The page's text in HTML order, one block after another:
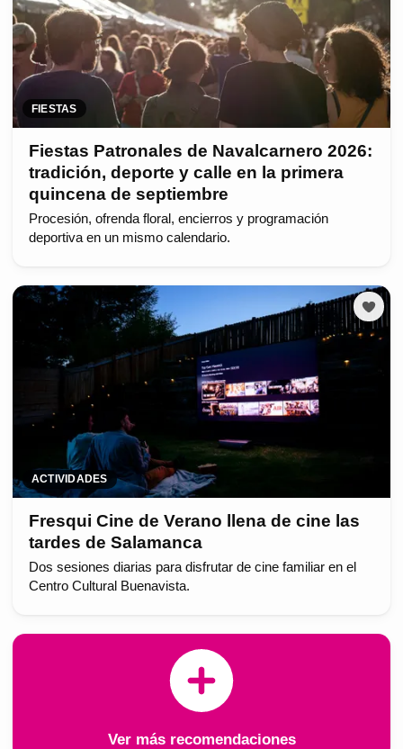
FIESTAS
Fiestas Patronales de Navalcarnero 2026:
tradición, deporte y calle en la primera
quincena de septiembre
Procesión, ofrenda floral, encierros y programación
deportiva en un mismo calendario.
ACTIVIDADES
Fresqui Cine de Verano llena de cine las
tardes de Salamanca
Dos sesiones diarias para disfrutar de cine familiar en el
Centro Cultural Buenavista.
Ver más recomendaciones